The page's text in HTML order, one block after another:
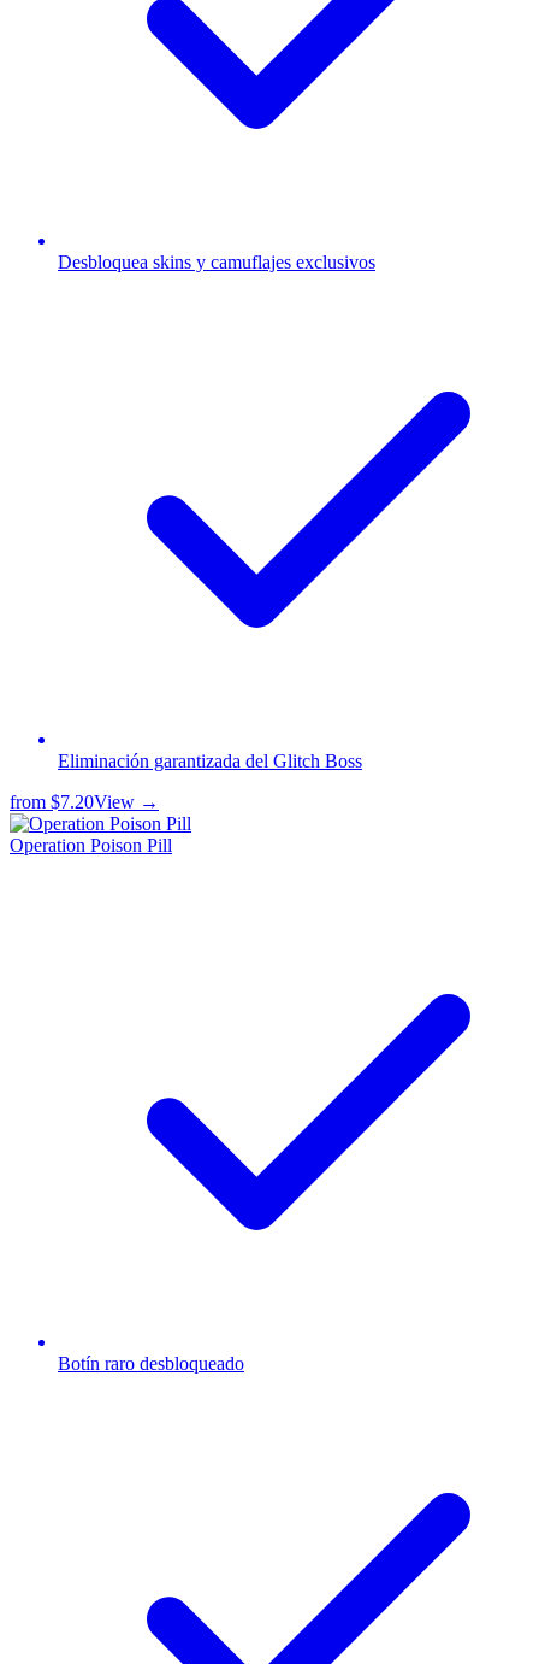
Desbloquea skins y camuflajes exclusivos
Eliminación garantizada del Glitch Boss
from $7.20View →
Operation Poison Pill
Botín raro desbloqueado